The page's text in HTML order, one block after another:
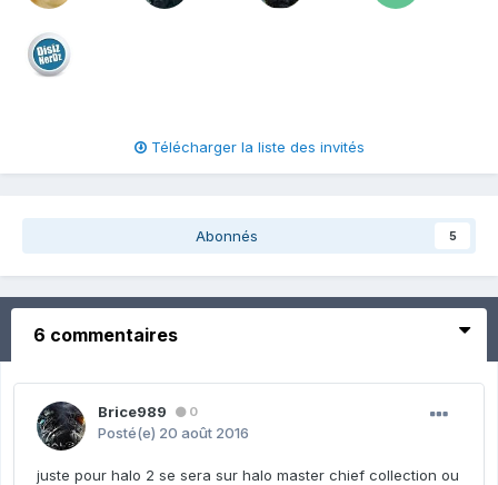
Télécharger la liste des invités
Abonnés 5
6 commentaires
Brice989 0
Posté(e) 20 août 2016
juste pour halo 2 se sera sur halo master chief collection ou